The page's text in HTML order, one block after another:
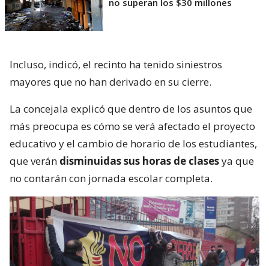
Incluso, indicó, el recinto ha tenido siniestros
mayores que no han derivado en su cierre.
La concejala explicó que dentro de los asuntos que
más preocupa es cómo se verá afectado el proyecto
educativo y el cambio de horario de los estudiantes,
que verán disminuidas sus horas de clasesya que
no contarán con jornada escolar completa.